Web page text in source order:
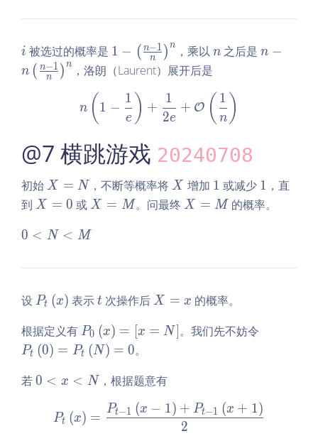
2
\r
ig
h
o
t
s,
x
_
i
i 被选过的概率是 1 -
\le
(\f
{n
-
1}
\ri
1 − ( n
n−1 ) n ，乘以n
n 之后是n -
-
1}
n
n −
n ( n
n−1 ) n
，洛朗（Laurent）展开后是
n\left(1 - \frac1e\right)
n ( 1 −
e
1 ) +
2e
1
+ O ( n
1 )
@7 横跳游戏 20240708
初始 X
=
X = N ，不断等概率将X
X 增加 1
1 或减少 1
1 ，直
到 X
0
X = 0 或X
M
X = M。问最终 X
X = M 的概率。
0
N
M
0 < N < M
设 P
\l
ef
(x
Pt (x) 表示t
t 次操作后 X
x
X = x 的概率。
根据定义有 P
_
0
\l
t
(x
P0 (x) = [x = N]。我们先不妨令
\r
Pt (0) = Pt (N) = 0。
若0
0 < x < N，根据题意有
P_t\left(x\right) =
Pt (x) =
2
Pt−1 (x − 1) + Pt−1 (x + 1)